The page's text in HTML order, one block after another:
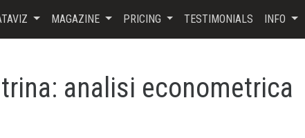
MAGAZINE PRICING TESTIMONIALS INFO
analisi econometrica